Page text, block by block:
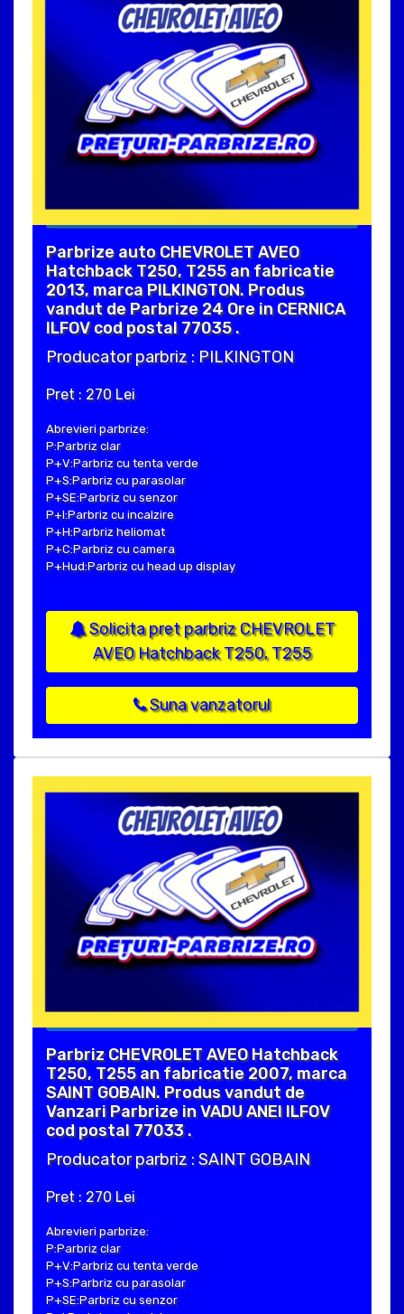
Parbrize auto CHEVROLET AVEO
Hatchback T250, T255 an fabricatie
2013, marca PILKINGTON. Produs
vandut de Parbrize 24 Ore in CERNICA
ILFOV cod postal 77035 .
Producator parbriz : PILKINGTON
Pret : 270 Lei
Abrevieri parbrize:
P:Parbriz clar
P+V:Parbriz cu tenta verde
P+S:Parbriz cu parasolar
P+SE:Parbriz cu senzor
P+I:Parbriz cu incalzire
P+H:Parbriz heliomat
P+C:Parbriz cu camera
P+Hud:Parbriz cu head up display
Solicita pret parbriz CHEVROLET
AVEO Hatchback T250, T255
Suna vanzatorul
Parbriz CHEVROLET AVEO Hatchback
T250, T255 an fabricatie 2007, marca
SAINT GOBAIN. Produs vandut de
Vanzari Parbrize in VADU ANEI ILFOV
cod postal 77033 .
Producator parbriz : SAINT GOBAIN
Pret : 270 Lei
Abrevieri parbrize:
P:Parbriz clar
P+V:Parbriz cu tenta verde
P+S:Parbriz cu parasolar
P+SE:Parbriz cu senzor